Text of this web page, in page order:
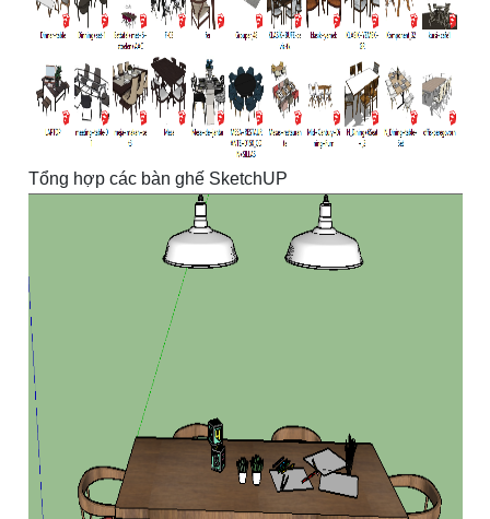
Tổng hợp các bàn ghế SketchUP